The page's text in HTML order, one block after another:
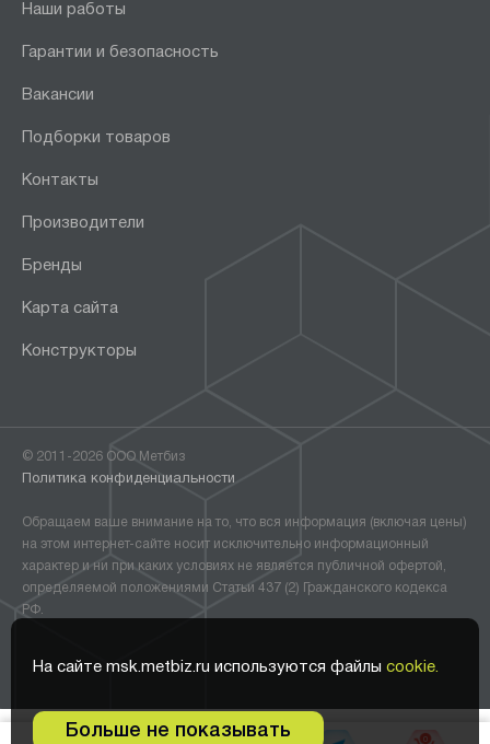
0
На сайте msk.metbiz.ru используются файлы cookie.
Больше не показывать
Наши работы
Гарантии и безопасность
Вакансии
Подборки товаров
Контакты
Производители
Бренды
Карта сайта
Конструкторы
© 2011-2026 ООО Метбиз
Политика конфиденциальности
Обращаем ваше внимание на то, что вся информация (включая цены)
на этом интернет-сайте носит исключительно информационный
характер и ни при каких условиях не является публичной офертой,
определяемой положениями Статьи 437 (2) Гражданского кодекса
РФ.